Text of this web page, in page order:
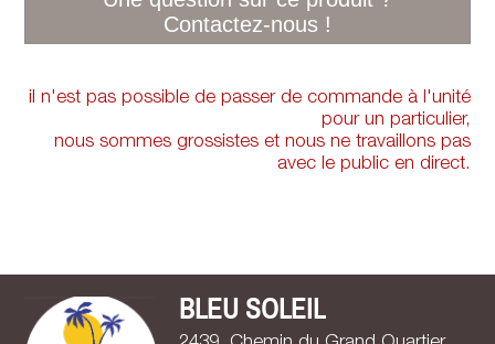
il n'est pas possible de passer de commande à l'unité
pour un particulier,
nous sommes grossistes et nous ne travaillons pas
avec le public en direct.
BLEU SOLEIL